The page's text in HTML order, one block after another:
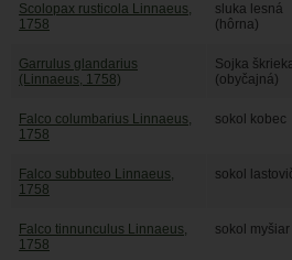
Scolopax rusticola Linnaeus,
1758
sluka lesná
(hôrna)
Garrulus glandarius
(Linnaeus, 1758)
Sojka
(obyčajná)
Falco columbarius Linnaeus,
1758
sokol kobec
Falco subbuteo Linnaeus,
1758
sokol
Falco tinnunculus Linnaeus,
1758
sokol myšiar